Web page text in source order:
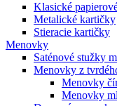
Klasické
Metalické kartičky
Stieracie kartičky
Menovky
Saténové stužky
Menovky z
Menovky
Menovky